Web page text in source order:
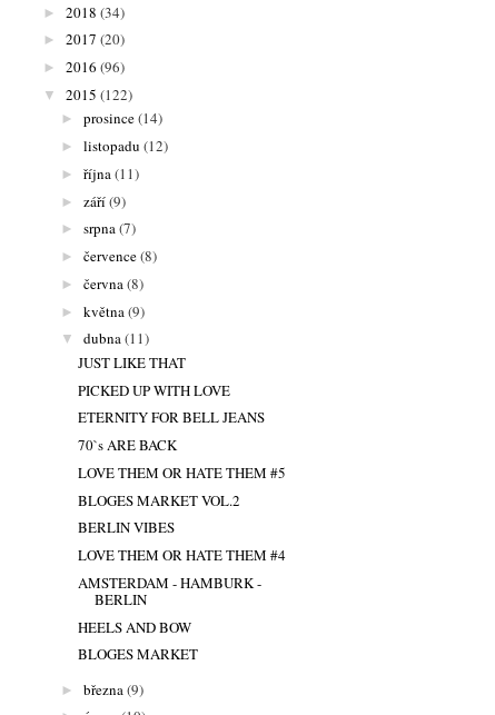
► 2018 (34)
► 2017 (20)
► 2016 (96)
▼ 2015 (122)
► prosince(14)
► listopadu (12)
► října(11)
► září(9)
► srpna(7)
► července(8)
► června(8)
► května(9)
▼ dubna(11)
JUST LIKE THAT
PICKED UP WITH LOVE
ETERNITY FOR BELL JEANS
70`s ARE BACK
LOVE THEM OR HATE THEM #5
BLOGES MARKET VOL.2
BERLIN VIBES
LOVE THEM OR HATE THEM #4
AMSTERDAM - HAMBURK -
BERLIN
HEELS AND BOW
BLOGES MARKET
► března(9)